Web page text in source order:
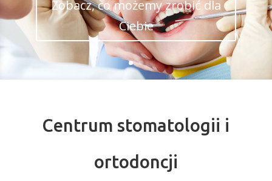
Zobacz, co możemy zrobić dla
Ciebie
Centrum stomatologii i
ortodoncji